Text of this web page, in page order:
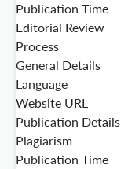
Publication Time
Editorial Review
Process
General Details
Language
Website URL
Publication Details
Plagiarism
Publication Time